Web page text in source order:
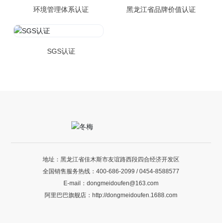
环境管理体系认证 黑龙江省品牌价值认证
SGS认证
地址：黑龙江省佳木斯市友谊路西段四合经济开发区
全国销售服务热线： 400-686-2099 /0454-8588577
E-mail： dongmeidoufen@163.com
阿里巴巴旗舰店： http://dongmeidoufen.1688.com